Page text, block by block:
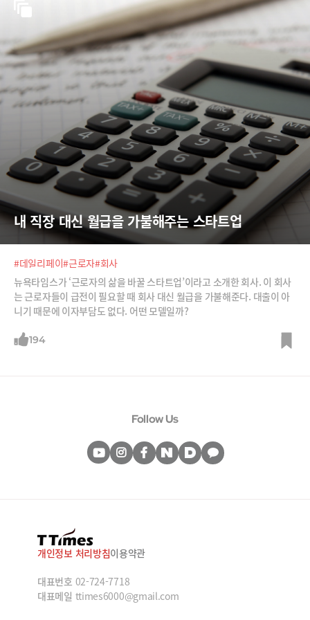
내 직장 대신 월급을 가불해주는 스타트업
#데일리페이#근로자#회사
뉴욕타임스가 ‘근로자의 삶을 바꿀 스타트업’이라고 소개한 회사. 이 회사
는 근로자들이 급전이 필요할 때 회사 대신 월급을 가불해준다. 대출이 아
니기 때문에 이자부담도 없다. 어떤 모델일까?
194
Follow Us
개인정보 처리방침이용약관
대표번호 02-724-7718
대표메일 ttimes6000@gmail.com